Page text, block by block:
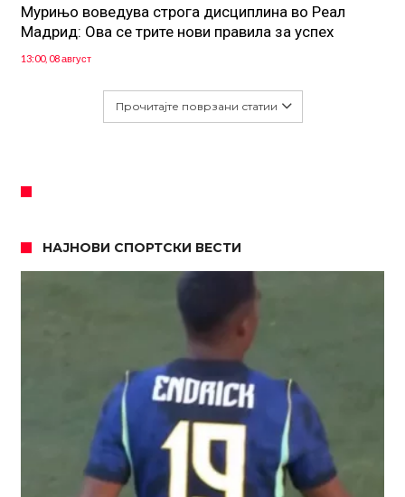
Мурињо воведува строга дисциплина во Реал
Мадрид: Ова се трите нови правила за успех
13:00, 08 август
Прочитајте поврзани статии
НАЈНОВИ СПОРТСКИ ВЕСТИ